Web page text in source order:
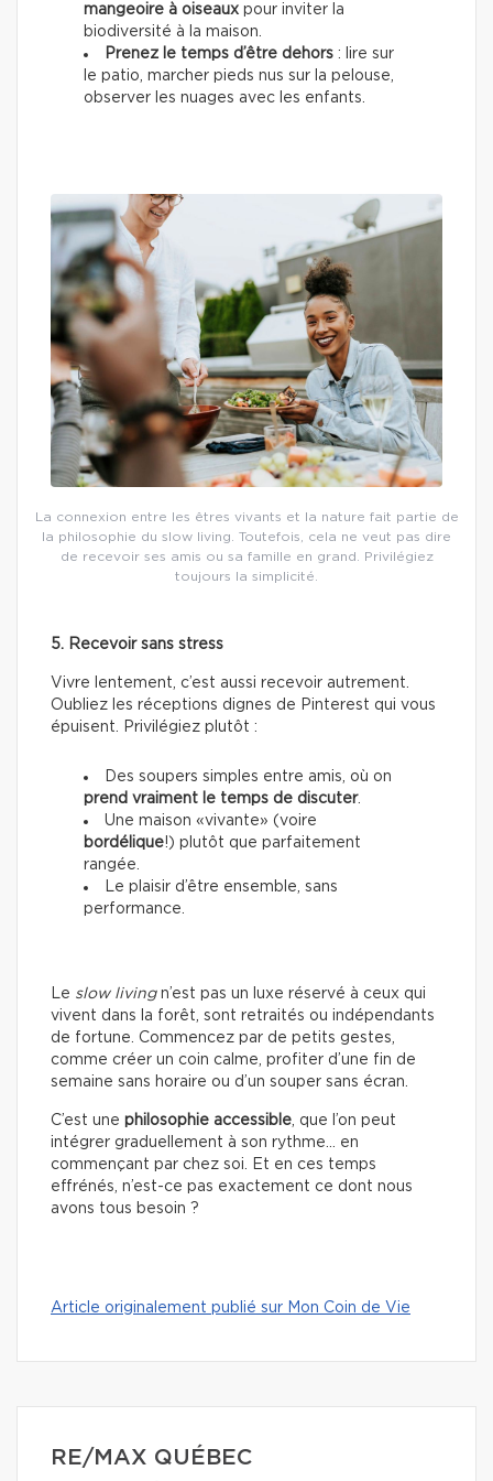
mangeoire à oiseaux pour inviter la
biodiversité à la maison.
Prenez le temps d’être dehors : lire sur
le patio, marcher pieds nus sur la pelouse,
observer les nuages avec les enfants.
La connexion entre les êtres vivants et la nature fait partie de
la philosophie du slow living. Toutefois, cela ne veut pas dire
de recevoir ses amis ou sa famille en grand. Privilégiez
toujours la simplicité.
5. Recevoir sans stress
Vivre lentement, c’est aussi recevoir autrement.
Oubliez les réceptions dignes de Pinterest qui vous
épuisent. Privilégiez plutôt :
Des soupers simples entre amis, où on
prend vraiment le temps de discuter.
Une maison «vivante» (voire
bordélique!) plutôt que parfaitement
rangée.
Le plaisir d’être ensemble, sans
performance.
Le slow livingn’est pas un luxe réservé à ceux qui
vivent dans la forêt, sont retraités ou indépendants
de fortune. Commencez par de petits gestes,
comme créer un coin calme, profiter d’une fin de
semaine sans horaire ou d’un souper sans écran.
C’est une philosophie accessible, que l’on peut
intégrer graduellement à son rythme… en
commençant par chez soi. Et en ces temps
effrénés, n’est-ce pas exactement ce dont nous
avons tous besoin ?
Article originalement publié sur Mon Coin de Vie
RE/MAX QUÉBEC